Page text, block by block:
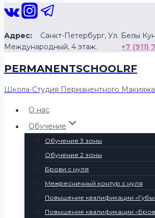
Перейти
содержанию
Адрес: Санкт-Петербург, Ул. Белы
Международный, 4 этаж. +7 (911)
PERMANENTSCHOOLRF
Школа-Студия Перманентного
О нас
Обучение
Обучение 3 зоны
Обучение 2 зоны
Брови с нуля
Межресничный контур с нуля
Повышение квалификации
Повышение квалификации